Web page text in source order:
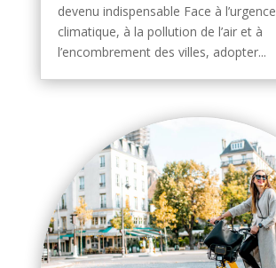
devenu indispensable Face à l’urgence
climatique, à la pollution de l’air et à
l’encombrement des villes, adopter...